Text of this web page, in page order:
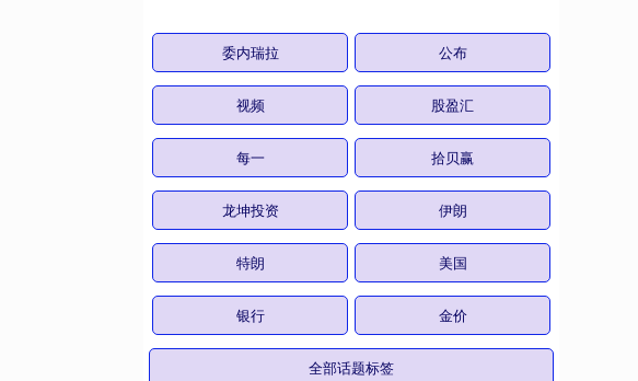
委内瑞拉 公布
视频 股盈汇
每一 拾贝赢
龙坤投资 伊朗
特朗 美国
银行 金价
全部话题标签